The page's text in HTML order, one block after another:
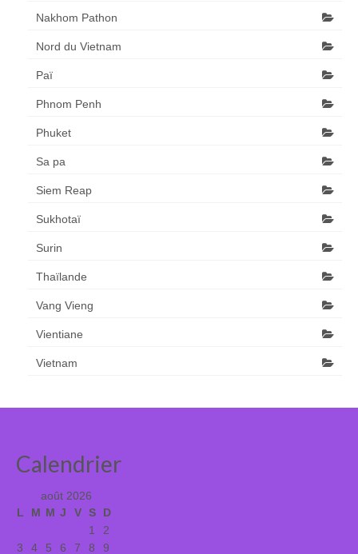
Nakhom Pathon
Nord du Vietnam
Paï
Phnom Penh
Phuket
Sa pa
Siem Reap
Sukhotaï
Surin
Thaïlande
Vang Vieng
Vientiane
Vietnam
Calendrier
août 2026
L
M M J V S
D
1
2
3
4 5 6 7 8 9